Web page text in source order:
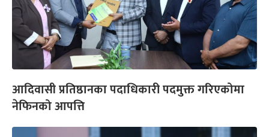
आदिवासी प्रतिष्ठानका पदाधिकारी पदमुक्त गरिएकोमा
नेफिनको आपत्ति